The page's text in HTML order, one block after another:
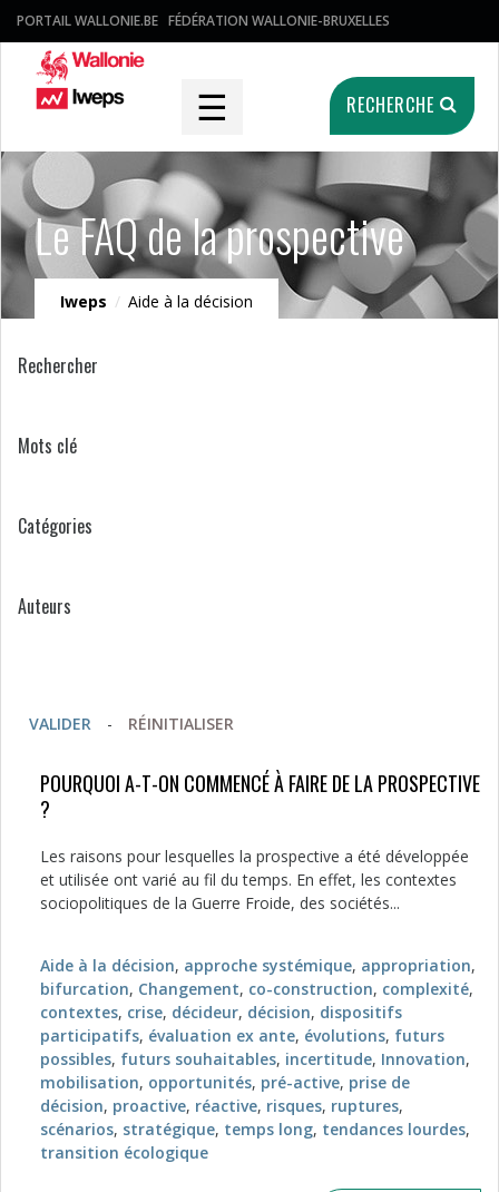
PORTAIL WALLONIE.BE FÉDÉRATION WALLONIE-BRUXELLES
☰ RECHERCHE
Le FAQ de la prospective
Iweps / Aide à la décision
Rechercher
Mots clé
Catégories
Auteurs
VALIDER - RÉINITIALISER
POURQUOI A-T-ON COMMENCÉ À FAIRE DE LA PROSPECTIVE
?
Les raisons pour lesquelles la prospective a été développée
et utilisée ont varié au fil du temps. En effet, les contextes
sociopolitiques de la Guerre Froide, des sociétés...
Aide à la décision, approche systémique, appropriation,
bifurcation, Changement, co-construction, complexité,
contextes, crise, décideur, décision, dispositifs
participatifs, évaluation ex ante, évolutions, futurs
possibles, futurs souhaitables, incertitude, Innovation,
mobilisation, opportunités, pré-active, prise de
décision, proactive, réactive, risques, ruptures,
scénarios, stratégique, temps long, tendances lourdes,
transition écologique